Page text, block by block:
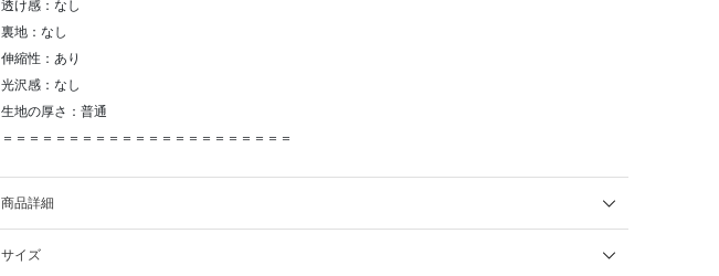
透け感：なし
裏地：なし
伸縮性：あり
光沢感：なし
生地の厚さ：普通
＝＝＝＝＝＝＝＝＝＝＝＝＝＝＝＝＝＝＝＝＝＝
商品詳細
サイズ